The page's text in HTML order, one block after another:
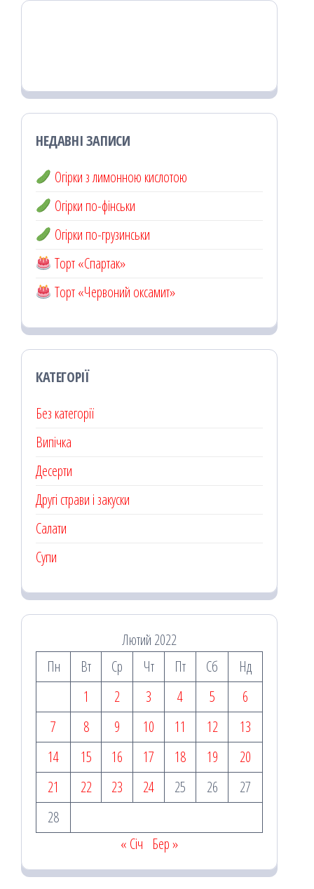
НЕДАВНІ ЗАПИСИ
Огірки з лимонною кислотою
Огірки по-фінськи
Огірки по-грузинськи
Торт «Спартак»
Торт «Червоний оксамит»
КАТЕГОРІЇ
Без категорії
Випічка
Десерти
Другі страви і закуски
Салати
Супи
Лютий 2022
Пн
Вт Ср Чт Пт Сб
Нд
1
2 3 4 5
6
7
8 9 10 11 12
13
14
15 16 17 18 19
20
21
22 23 24 25 26
27
28
« Січ Бер »